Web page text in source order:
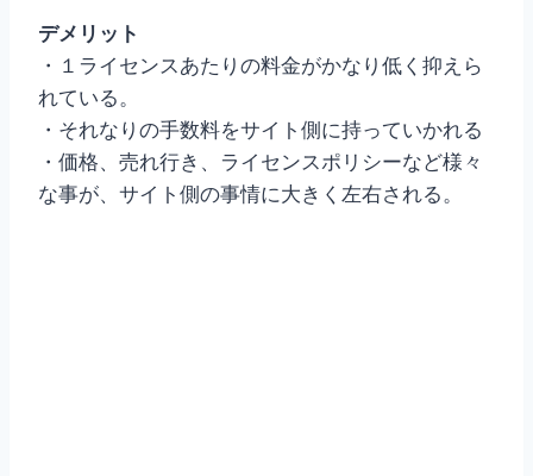
デメリット
・１ライセンスあたりの料金がかなり低く抑えら
れている。
・それなりの手数料をサイト側に持っていかれる
・価格、売れ行き、ライセンスポリシーなど様々
な事が、サイト側の事情に大きく左右される。